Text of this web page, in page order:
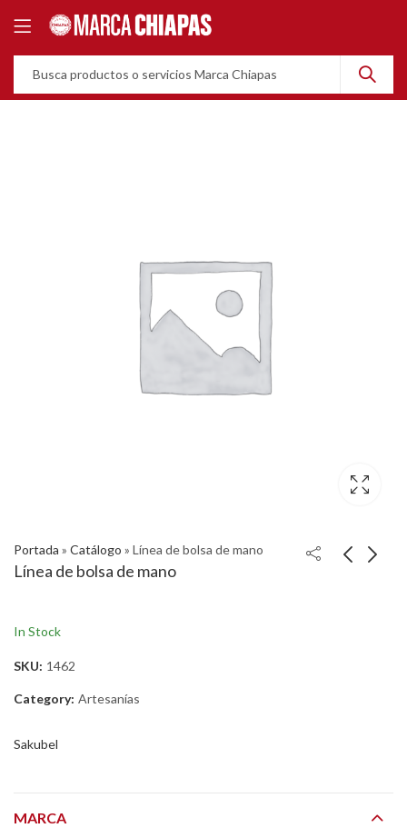
Portada » Catálogo » Línea de bolsa de mano
Línea de bolsa de mano
In Stock
SKU: 1462
Category: Artesanías
Sakubel
MARCA